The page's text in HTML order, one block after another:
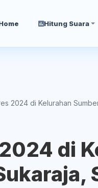
Hitung Suara
2024 di Kelurahan
di